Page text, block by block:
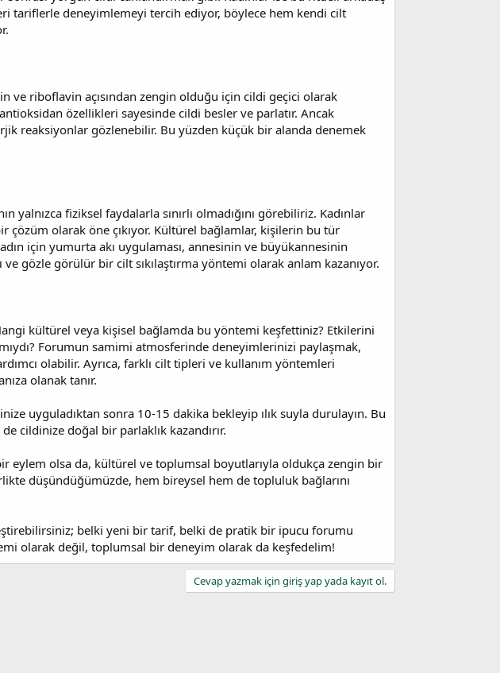
tariflerle deneyimlemeyi tercih ediyor, böylece hem kendi cilt
ve riboflavin açısından zengin olduğu için cildi geçici olarak
özellikleri sayesinde cildi besler ve parlatır. Ancak
reaksiyonlar gözlenebilir. Bu yüzden küçük bir alanda denemek
yalnızca fiziksel faydalarla sınırlı olmadığını görebiliriz. Kadınlar
olarak öne çıkıyor. Kültürel bağlamlar, kişilerin bu tür
için yumurta akı uygulaması, annesinin ve büyükannesinin
gözle görülür bir cilt sıkılaştırma yöntemi olarak anlam kazanıyor.
kültürel veya kişisel bağlamda bu yöntemi keşfettiniz? Etkilerini
Forumun samimi atmosferinde deneyimlerinizi paylaşmak,
olabilir. Ayrıca, farklı cilt tipleri ve kullanım yöntemleri
olanak tanır.
uyguladıktan sonra 10-15 dakika bekleyip ılık suyla durulayın. Bu
cildinize doğal bir parlaklık kazandırır.
eylem olsa da, kültürel ve toplumsal boyutlarıyla oldukça zengin bir
düşündüğümüzde, hem bireysel hem de topluluk bağlarını
belki yeni bir tarif, belki de pratik bir ipucu forumu
olarak değil, toplumsal bir deneyim olarak da keşfedelim!
Cevap yazmak için giriş yap yada kayıt ol.